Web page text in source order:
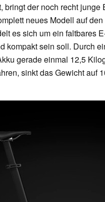
bringt der noch recht junge
neues Modell auf den
es sich um ein faltbares
kompakt sein soll. Durch
gerade einmal 12,5
sinkt das Gewicht auf